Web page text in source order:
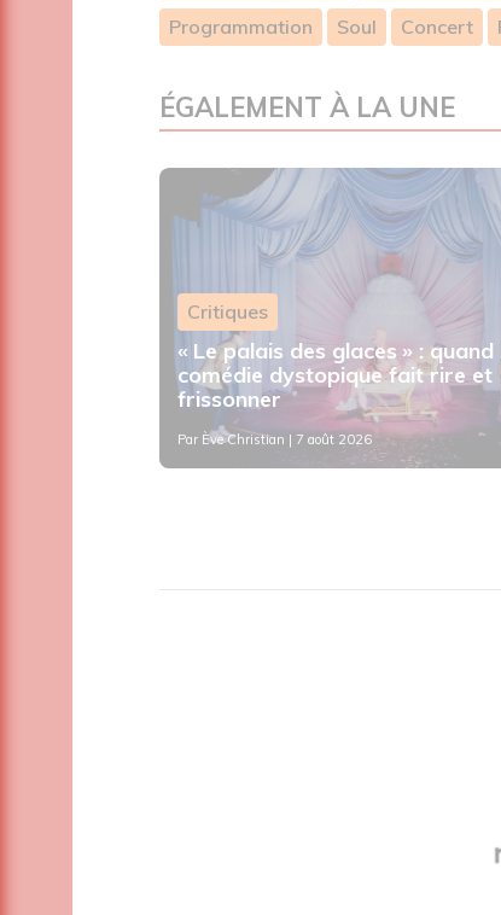
Programmation
Soul Concert
ÉGALEMENT À LA UNE
Critiques
« Le palais des glaces » : quand
comédie dystopique fait rire et
frissonner
Par Ève Christian | 7 août 2026